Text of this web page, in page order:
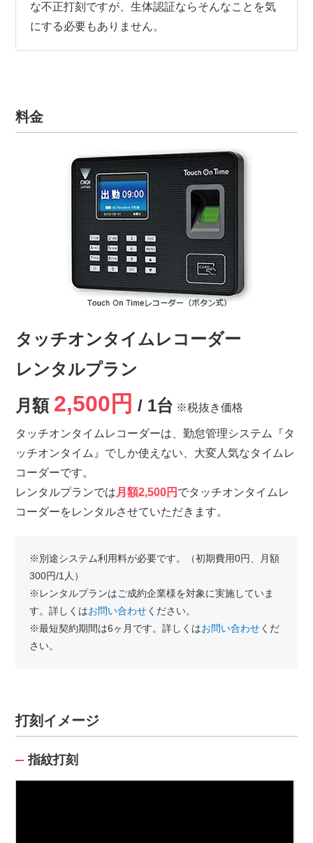
な不正打刻ですが、生体認証ならそんなことを気
にする必要もありません。
料金
タッチオンタイムレコーダー
レンタルプラン
月額 2,500円 / 1台 ※税抜き価格
タッチオンタイムレコーダーは、勤怠管理システム『タ
ッチオンタイム』でしか使えない、大変人気なタイムレ
コーダーです。
レンタルプランでは 月額2,500円 でタッチオンタイムレ
コーダーをレンタルさせていただきます。
※別途システム利用料が必要です。（初期費用0円、月額
300円/1人）
※レンタルプランはご成約企業様を対象に実施していま
す。詳しくはお問い合わせください。
※最短契約期間は6ヶ月です。詳しくはお問い合わせくだ
さい。
打刻イメージ
指紋打刻